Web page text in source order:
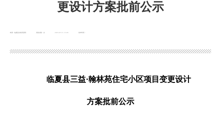
更设计方案批前公示
来源：临夏县自然资源局 浏览次数： 发布时间：
2025-07-11 15:05
临夏县三益·翰林苑住宅小区项目变更设计
方案批前公示